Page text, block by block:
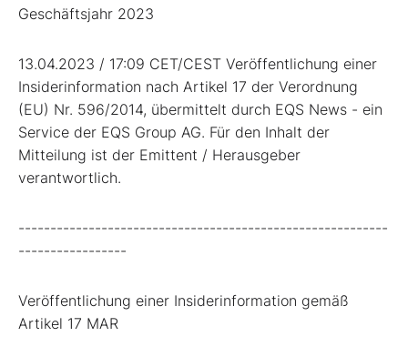
Geschäftsjahr 2023
13.04.2023 / 17:09 CET/CEST Veröffentlichung einer
Insiderinformation nach Artikel 17 der Verordnung
(EU) Nr. 596/2014, übermittelt durch EQS News - ein
Service der EQS Group AG. Für den Inhalt der
Mitteilung ist der Emittent / Herausgeber
verantwortlich.
----------------------------------------------------------
-----------------
Veröffentlichung einer Insiderinformation gemäß
Artikel 17 MAR